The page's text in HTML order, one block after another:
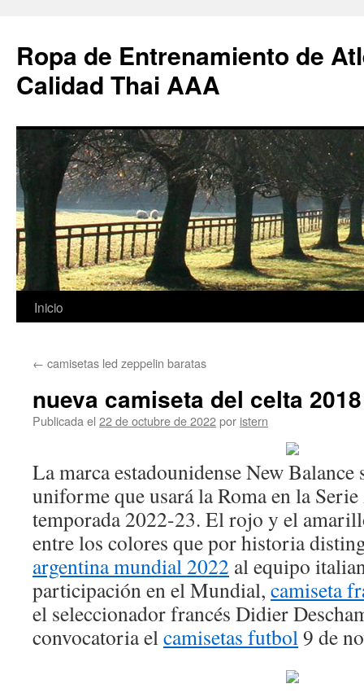
Ropa de Entrenamiento de
Calidad Thai AAA
Saltar
contenido
Inicio
← camisetas led zeppelin baratas
nueva camiseta del celta 2018
Publicada el 22 de octubre de 2022por istern
La marca estadounidense New Balance
uniforme que usará la Roma en la
temporada 2022-23. El rojo y el
entre los colores que por historia
argentina mundial 2022 al equipo
participación en el Mundial, camiseta
el seleccionador francés Didier
convocatoria elcamisetas futbol9 de